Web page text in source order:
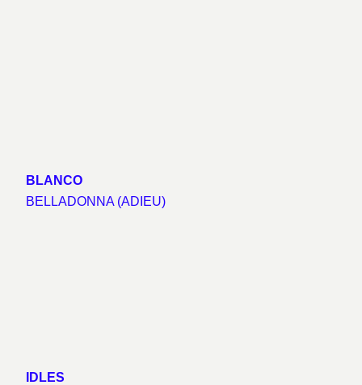
BLANCO
BELLADONNA (ADIEU)
IDLES